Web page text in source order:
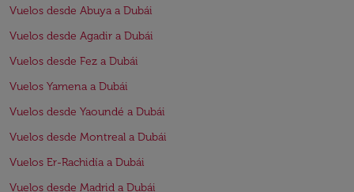
Vuelos desde Abuya a Dubái
Vuelos desde Agadir a Dubái
Vuelos desde Fez a Dubái
Vuelos Yamena a Dubái
Vuelos desde Yaoundé a Dubái
Vuelos desde Montreal a Dubái
Vuelos Er-Rachidía a Dubái
Vuelos desde Madrid a Dubái